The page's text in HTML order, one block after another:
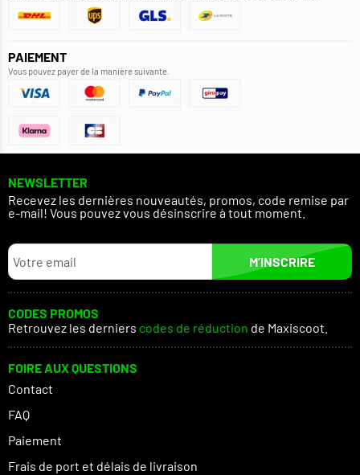
PAIEMENT
Vous pouvez payer de la manière suivante.
NEWSLETTER
Recevez les dernières nouveautés, promos, code remise par
e-mail! Vous pouvez vous désinscrire à tout moment.
M’INSCRIRE
CODES PROMOS
Retrouvez les derniers codes de réduction de Maxiscoot.
FOIRE AUX QUESTIONS
Contact
FAQ
Paiement
Frais de port et délais de livraison